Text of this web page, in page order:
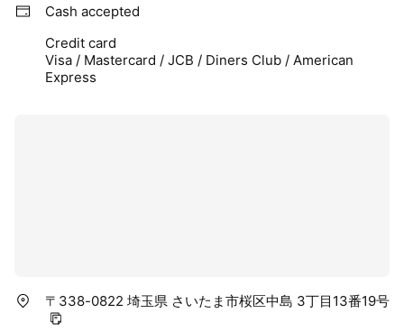
Cash accepted
Credit card
Visa / Mastercard / JCB / Diners Club / American
Express
〒338-0822 埼玉県 さいたま市桜区中島 3丁目13番19号